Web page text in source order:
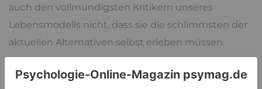
auch den vollmundigsten Kritikern unseres
Lebensmodells nicht, dass sie die schlimmsten der
aktuellen Alternativen selbst erleben müssen.
Jedoch sind Werte, Wirtschaft und Politik kein